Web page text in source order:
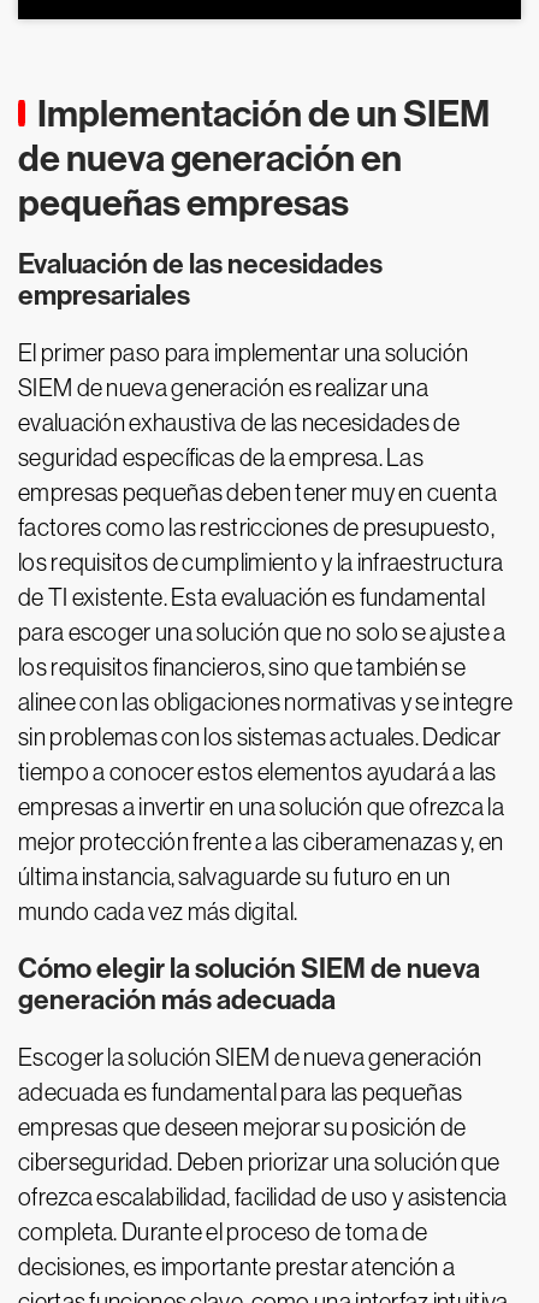
Implementación de un SIEM
de nueva generación en
pequeñas empresas
Evaluación de las necesidades
empresariales
El primer paso para implementar una solución
SIEM de nueva generación es realizar una
evaluación exhaustiva de las necesidades de
seguridad específicas de la empresa. Las
empresas pequeñas deben tener muy en cuenta
factores como las restricciones de presupuesto,
los requisitos de cumplimiento y la infraestructura
de TI existente. Esta evaluación es fundamental
para escoger una solución que no solo se ajuste a
los requisitos financieros, sino que también se
alinee con las obligaciones normativas y se integre
sin problemas con los sistemas actuales. Dedicar
tiempo a conocer estos elementos ayudará a las
empresas a invertir en una solución que ofrezca la
mejor protección frente a las ciberamenazas y, en
última instancia, salvaguarde su futuro en un
mundo cada vez más digital.
Cómo elegir la solución SIEM de nueva
generación más adecuada
Escoger la solución SIEM de nueva generación
adecuada es fundamental para las pequeñas
empresas que deseen mejorar su posición de
ciberseguridad. Deben priorizar una solución que
ofrezca escalabilidad, facilidad de uso y asistencia
completa. Durante el proceso de toma de
decisiones, es importante prestar atención a